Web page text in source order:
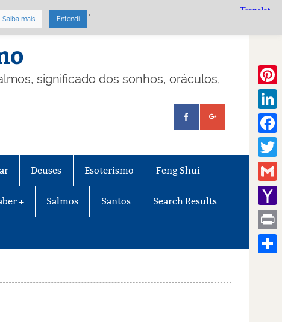
significado dos sonhos, oráculos,
Deuses Esoterismo Feng Shui
+ Salmos Santos Search Results
Gmail
Mail
Print
Saiba mais . Entendi ."